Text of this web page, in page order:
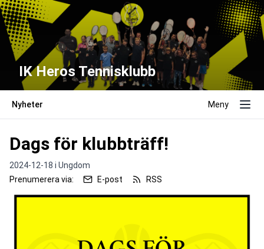
IK Heros Tennisklubb
Nyheter Meny
Dags för klubbträff!
2024-12-18 i Ungdom
Prenumerera via:
E-post RSS